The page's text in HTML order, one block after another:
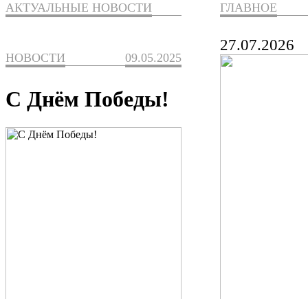
АКТУАЛЬНЫЕ НОВОСТИ
НОВОСТИ 09.05.2025
С Днём Победы!
ГЛАВНОЕ
27.07.2026